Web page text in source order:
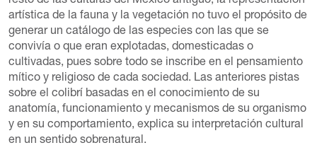
artística de la fauna y la vegetación no tuvo el propósito de
generar un catálogo de las especies con las que se
convivía o que eran explotadas, domesticadas o
cultivadas, pues sobre todo se inscribe en el pensamiento
mítico y religioso de cada sociedad. Las anteriores pistas
sobre el colibrí basadas en el conocimiento de su
anatomía, funcionamiento y mecanismos de su organismo
y en su comportamiento, explica su interpretación cultural
en un sentido sobrenatural.